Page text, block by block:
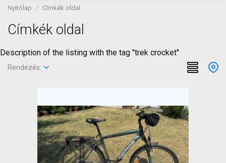
Nyitólap Címkék oldal
Címkék oldal
Description of the listing with the tag "trek crocket"
Rendezés: